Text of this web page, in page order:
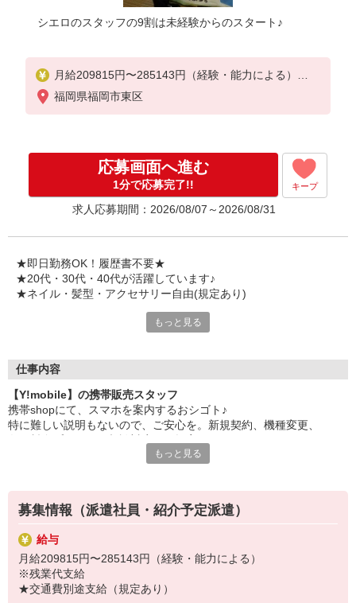
シエロのスタッフの9割は未経験からのスタート♪
月給209815円〜285143円（経験・能力による）
※残業代支給
★交通費別途支給（規定あり）
入社祝い金10万円支給(規定有)
お友達を紹介頂くと,
インセンティブ支給(規定有)
゜・。○。・゜+゜・。○。・゜+゜
福岡県福岡市東区
応募画面へ進む
1分で応募完了!! キープ
求人応募期間：2026/08/07～2026/08/31
★即日勤務OK！履歴書不要★
★20代・30代・40代が活躍しています♪
★ネイル・髪型・アクセサリー自由(規定あり)
でも心配ご無用！
お互いに教え合ったり、フォローしあったりする
和気あいあいとした人間関係がある店舗ばかり！
皆で一緒にステップアップしましょう♪
【選べるお仕事いろいろ】
▼オフィスワーク
事務、経理、データ入力、コールセンター、受付
▼工場・製造・軽作業系
機械/食品製造・梱包・仕分け・加工・組立・検査
▼美容系
眉毛サロンのアイブロウ・ネイリスト・エステ
▼営業・販売
法人営業・アパレル販売・個別指導塾・人材紹介
もっと見る
仕事内容
【Y!mobile】の携帯販売スタッフ
携帯shopにて、スマホを案内するおシゴト♪
特に難しい説明もないので、ご安心を。新規契約、機種変更、
満足度◎
■携帯やインターネット販売業務
docomo(ドコモ)/au(エーユー)・KDDI/softbank(ソフトバンク)など
の大手キャリアから
ワイモバイル(Y!mobille)、楽天モバイル、UQなど格安スマホまで幅
広く紹介可能♪
もっと見る
募集情報（派遣社員・紹介予定派遣）
給与
月給209815円〜285143円（経験・能力による）
※残業代支給
★交通費別途支給（規定あり）